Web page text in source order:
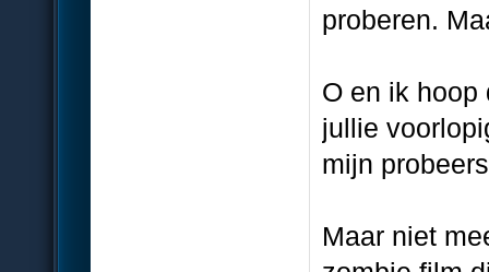
proberen.
O en ik hoop
jullie
mijn
Maar niet